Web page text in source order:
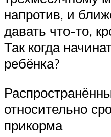
напротив, и
давать что-то,
Так когда
ребёнка?
относительно
прикорма